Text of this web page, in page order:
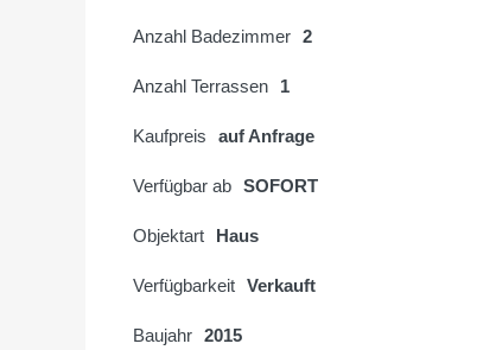
Anzahl Badezimmer 2
Anzahl Terrassen 1
Kaufpreis auf Anfrage
Verfügbar ab SOFORT
Objektart Haus
Verfügbarkeit Verkauft
Baujahr 2015